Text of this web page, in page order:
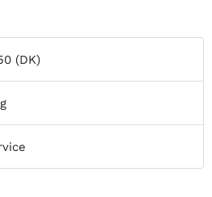
(DK)